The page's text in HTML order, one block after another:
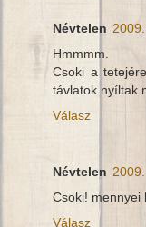
Névtelen
Hmmmm.
Csoki a
távlatok nyíltak
Válasz
Névtelen
Csoki! mennyei
Válasz